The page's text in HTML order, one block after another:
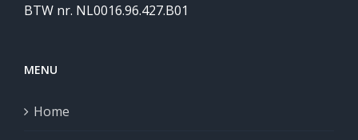
BTW nr. NL0016.96.427.B01
MENU
Home